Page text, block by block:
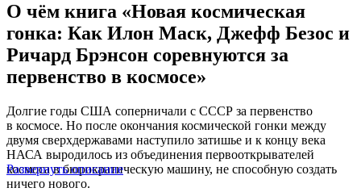
О чём книга «Новая космическая
гонка: Как Илон Маск, Джефф Безос и
Ричард Брэнсон соревнуются за
первенство в космосе»
Долгие годы США соперничали с СССР за первенство
в космосе. Но после окончания космической гонки между
двумя сверхдержавами наступило затишье и к концу века
НАСА выродилось из объединения первооткрывателей
космоса в бюрократическую машину, не способную создать
ничего нового.
Развернуть описание